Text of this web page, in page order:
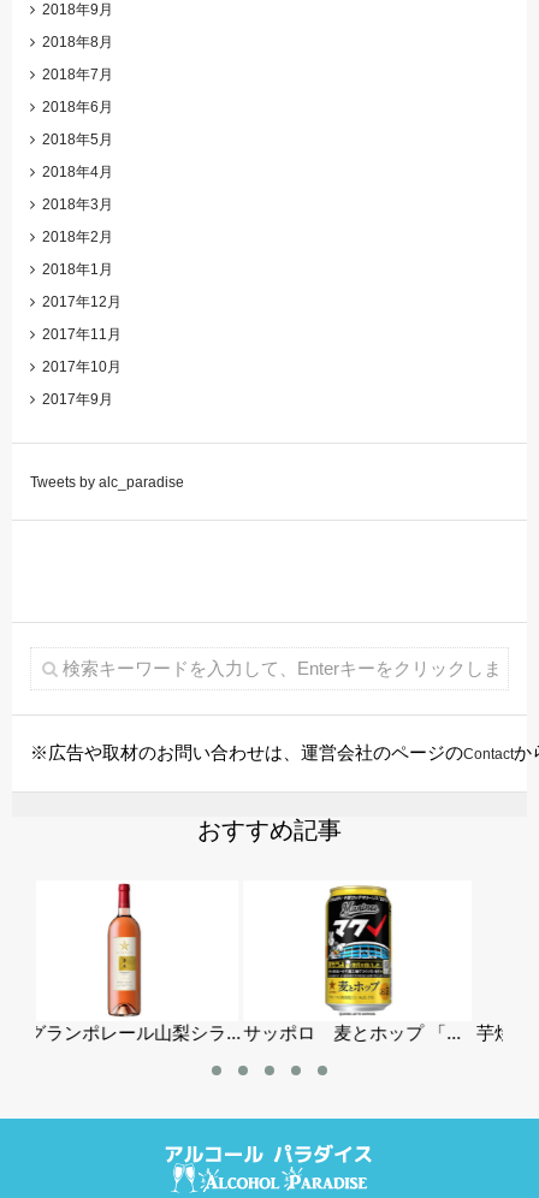
2018年9月
2018年8月
2018年7月
2018年6月
2018年5月
2018年4月
2018年3月
2018年2月
2018年1月
2017年12月
2017年11月
2017年10月
2017年9月
Tweets by alc_paradise
※広告や取材のお問い合わせは、運営会社のページのContactか
おすすめ記事
サッポロ 麦とホップ 「... 芋焼酎は黒霧島が有名では...